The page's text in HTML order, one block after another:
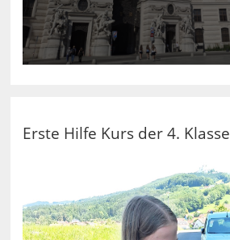
Erste Hilfe Kurs der 4. Klasse